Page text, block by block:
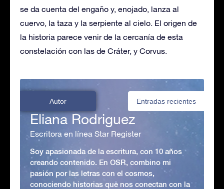
se da cuenta del engaño y, enojado, lanza al
cuervo, la taza y la serpiente al cielo. El origen de
la historia parece venir de la cercanía de esta
constelación con las de Cráter, y Corvus.
Autor Entradas recientes
Eliana Rodriguez
Escritora en línea Star Register
Soy apasionada de la escritura, con 10 años
creando contenido. En OSR, combino mi
pasión por las letras con el cosmos,
conociendo historias que nos conectan con la